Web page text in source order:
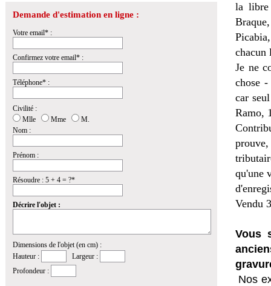
Demande d'estimation en ligne :
Votre email* :
Confirmez votre email* :
Téléphone* :
Civilité :
Mlle
Mme
M.
Nom :
Prénom :
Résoudre : 5 + 4 = ?*
Décrire l'objet :
Dimensions de l'objet (en cm) :
Hauteur :
Largeur :
Profondeur :
la libre
chacun
Je ne
chose
car
Ramo,
qu'une
Vendu
Vous
Nos